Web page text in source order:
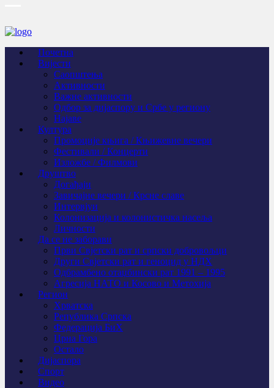
Почетна
Вијести
Саопштења
Активности
Важне активности
Одбор за дијаспору и Србе у региону
Најаве
Култура
Промоције књига / Књижевне вечери
Фестивали / Концерти
Изложбе / Филмови
Друштво
Догађаји
Завичајне вечери / Крсне славе
Интервјуи
Колонизација и колонистичка насеља
Личности
Да се не заборави
Први Свјeтски рат и српски добровољци
Други Свјетски рат и геноцид у НДХ
Одбрамбено отаџбински рат 1991 – 1995
Агресија НАТО и Косово и Метохија
Регион
Хрватска
Република Српска
Федерација БиХ
Црна Гора
Остало
Дијаспора
Спорт
Видео